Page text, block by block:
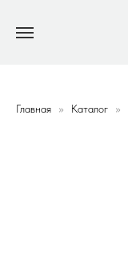
Главная Каталог